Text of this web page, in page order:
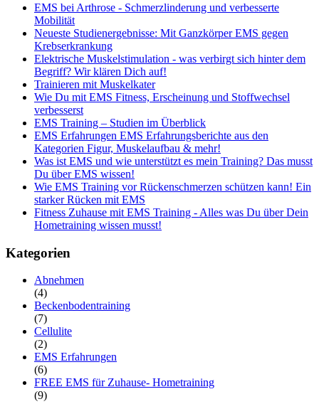
EMS bei Arthrose - Schmerzlinderung und verbesserte
Mobilität
Neueste Studienergebnisse: Mit Ganzkörper EMS gegen
Krebserkrankung
Elektrische Muskelstimulation - was verbirgt sich hinter dem
Begriff? Wir klären Dich auf!
Trainieren mit Muskelkater
Wie Du mit EMS Fitness, Erscheinung und Stoffwechsel
verbesserst
EMS Training – Studien im Überblick
EMS Erfahrungen EMS Erfahrungsberichte aus den
Kategorien Figur, Muskelaufbau & mehr!
Was ist EMS und wie unterstützt es mein Training? Das musst
Du über EMS wissen!
Wie EMS Training vor Rückenschmerzen schützen kann! Ein
starker Rücken mit EMS
Fitness Zuhause mit EMS Training - Alles was Du über Dein
Hometraining wissen musst!
Kategorien
Abnehmen
(4)
Beckenbodentraining
(7)
Cellulite
(2)
EMS Erfahrungen
(6)
FREE EMS für Zuhause- Hometraining
(9)